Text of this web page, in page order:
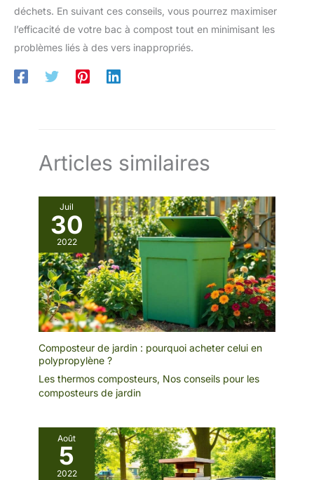
déchets. En suivant ces conseils, vous pourrez maximiser
l’efficacité de votre bac à compost tout en minimisant les
problèmes liés à des vers inappropriés.
Articles similaires
Juil
30
2022
Composteur de jardin : pourquoi acheter celui en
polypropylène ?
Les thermos composteurs, Nos conseils pour les
composteurs de jardin
Août
5
2022